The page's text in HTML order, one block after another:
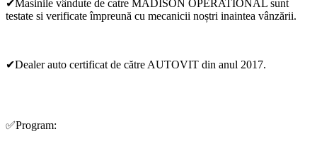
✔Masinile vândute de catre MADISON OPERATIONAL sunt
testate si verificate împreună cu mecanicii noștri inaintea vânzării.
✔Dealer auto certificat de către AUTOVIT din anul 2017.
✅Program: